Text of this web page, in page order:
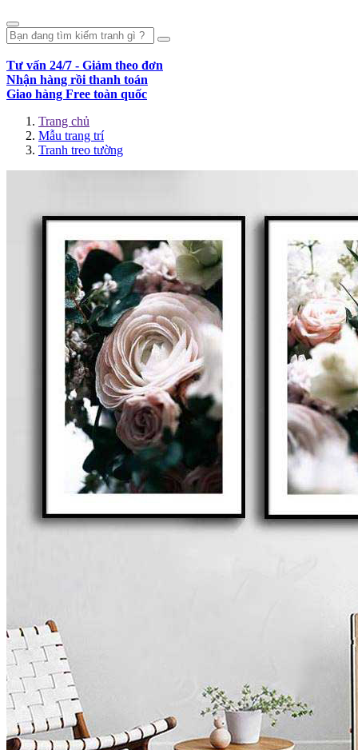
Tư vấn 24/7 - Giảm theo đơn
Nhận hàng rồi thanh toán
Giao hàng Free toàn quốc
Trang chủ
Mẫu trang trí
Tranh treo tường